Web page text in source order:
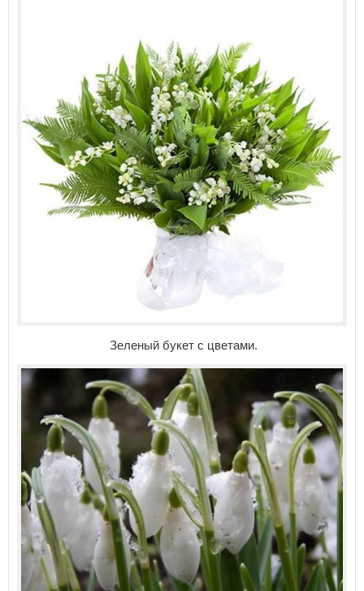
Зеленый букет с цветами.